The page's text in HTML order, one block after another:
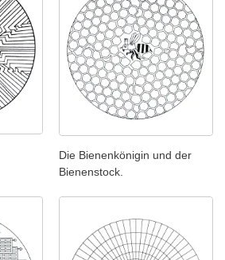
Die Bienenkönigin und der
Bienenstock.